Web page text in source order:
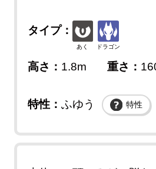
タイプ：
あく ドラゴン
高さ： 1.8m 重さ：
特性： ふゆう 特性